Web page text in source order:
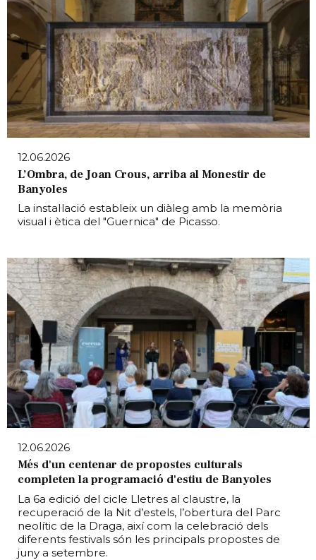
12.06.2026
L’Ombra, de Joan Crous, arriba al Monestir de
Banyoles
La instal·lació estableix un diàleg amb la memòria
visual i ètica del "Guernica" de Picasso.
12.06.2026
Més d'un centenar de propostes culturals
completen la programació d'estiu de Banyoles
La 6a edició del cicle Lletres al claustre, la
recuperació de la Nit d’estels, l’obertura del Parc
neolític de la Draga, així com la celebració dels
diferents festivals són les principals propostes de
juny a setembre.